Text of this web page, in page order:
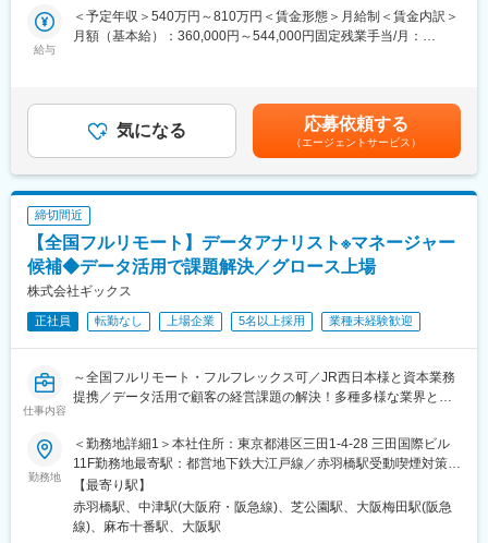
■研修制度
ご入社後、約1ヵ月間を目安に初期研修・トレーニングを受けて頂
す。
<メンバーのバックグラウンド事例＞
法人向けソフトウェアメーカーの営業職・医療機器メーカーにて
ユーザサポート業務を担当した方など、あらゆる出身からキャリ
ア入社多数で参画しています。
・当社の経営戦略を実現するための、短期/中長期の課題設定およ
び、方針の策定と実行、予実管理、各種経営分析等の付帯業務
プライン管理やリソース設計）
・各種契約書の作成や契約手続き
・社内へのツール導入における運用ルールおよびガイドラインの
例）社内エンジニアと相談のうえ経理システムを改修 / 経営陣の
ニーズを受けて利益を見える化するツールの導入 など
※現場社員の声やご本人の気付きをもとに、社内コンサルとして改
善を企画・推進いただく他、ツール導入後の運用ルール・ガイド
支援など幅広く関与することが可能です
＜入社～半年間＞
まずは当社の事業知識を学んでいただくため、営業事務の立ち位
＜将来的にお任せしたい業務＞
既存サービスの支援、顧客新規開拓、経営企画など、会社経営の
中枢を担う業務にもチャレンジできます。当社のスケールにあた
り今後必要となる組織設計等も将来的にはお任せしたいと考えて
給与
＜予定年収＞540万円～810万円＜賃金形態＞月給制＜賃金内訳＞
月額（基本給）：360,000円～544,000円固定残業手当/月：
オファー年収はご経験・スキルに応じて決定いたします。リアル
タイムプロモーションという評価制度があり、毎月、昇給の機会
があります。過去には入社2ヶ月で給与が上がった方もいます。賃
金はあくまでも目安の金額であり、選考を通じて上下する可能性
があります。月給(月額)は固定手当を含めた表記です。
気になる 応募依頼する
（エージェントサービス）
締切間近
【全国フルリモート】データアナリスト※マネージャー
候補◆データ活用で課題解決／グロース上場
株式会社ギックス
正社員 転勤なし 上場企業 5名以上採用 業種未経験歓迎
仕事内容
～全国フルリモート・フルフレックス可／JR西日本様と資本業務
提携／データ活用で顧客の経営課題の解決！多種多様な業界との
データを活用して企業の業務課題を解決する当社にて、データア
ナリストを募集いたします。プロジェクトの上流から関わり、現
場での遂行まで一気通貫で担うことができるポジションです。※ご
経験により、アシスタントマネージャーまたはマネージャーでの
オファーを検討しています。
勤務地
＜勤務地詳細1＞本社住所：東京都港区三田1-4-28 三田国際ビル
11F勤務地最寄駅：都営地下鉄大江戸線／赤羽橋駅受動喫煙対策：
屋内全面禁煙＜勤務地詳細2＞大阪オフィス住所：大阪府大阪市北
区大深町6番38号 グラングリーン大阪 北館 JAM BASE 4階
JAM-STUDIO 404号室勤務地最寄駅：JR線／大阪駅受動喫煙対
【最寄り駅】
赤羽橋駅、中津駅(大阪府・阪急線)、芝公園駅、大阪梅田駅(阪急
線)、麻布十番駅、大阪駅